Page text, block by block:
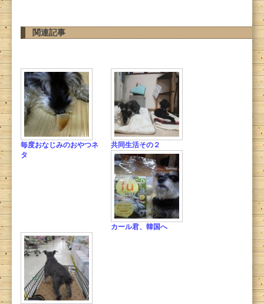
関連記事
毎度おなじみのおやつネ
タ
共同生活その２
カール君、韓国へ